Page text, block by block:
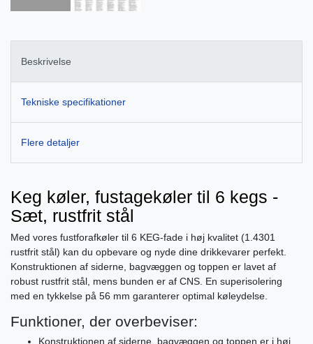
Beskrivelse
Tekniske specifikationer
Flere detaljer
Keg køler, fustagekøler til 6 kegs -
Sæt, rustfrit stål
Med vores fustforafkøler til 6 KEG-fade i høj kvalitet (1.4301
rustfrit stål) kan du opbevare og nyde dine drikkevarer perfekt.
Konstruktionen af siderne, bagvæggen og toppen er lavet af
robust rustfrit stål, mens bunden er af CNS. En superisolering
med en tykkelse på 56 mm garanterer optimal køleydelse.
Funktioner, der overbeviser:
Konstruktionen af siderne, bagvæggen og toppen er i høj